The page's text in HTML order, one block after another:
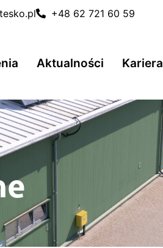
+48 62 721 60 59
Aktualności Kariera